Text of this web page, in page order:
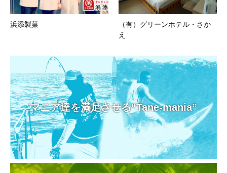
浜添製菓
（有）グリーンホテル・さか
え
マニア達を満足させる“Tane-mania”